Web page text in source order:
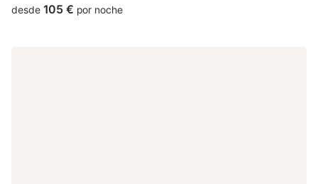
year-round outdoor pool.
desde 105 € por noche